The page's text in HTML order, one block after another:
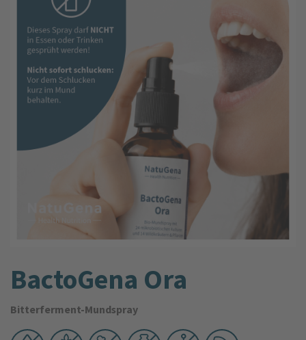
BactoGena Ora
Bitterferment-Mundspray